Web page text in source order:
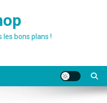
les bons plans !